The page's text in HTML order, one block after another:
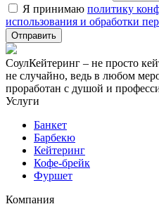
Я принимаю политику
использования и обработки
СоулКейтеринг – не просто
не случайно, ведь в любом
проработан с душой и
Услуги
Банкет
Барбекю
Кейтеринг
Кофе-брейк
Фуршет
Компания